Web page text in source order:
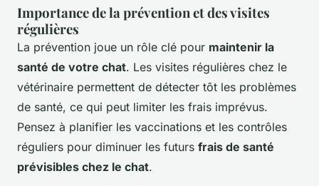
Importance de la prévention et des visites
régulières
La prévention joue un rôle clé pour maintenir la
santé de votre chat. Les visites régulières chez le
vétérinaire permettent de détecter tôt les problèmes
de santé, ce qui peut limiter les frais imprévus.
Pensez à planifier les vaccinations et les contrôles
réguliers pour diminuer les futurs frais de santé
prévisibles chez le chat.